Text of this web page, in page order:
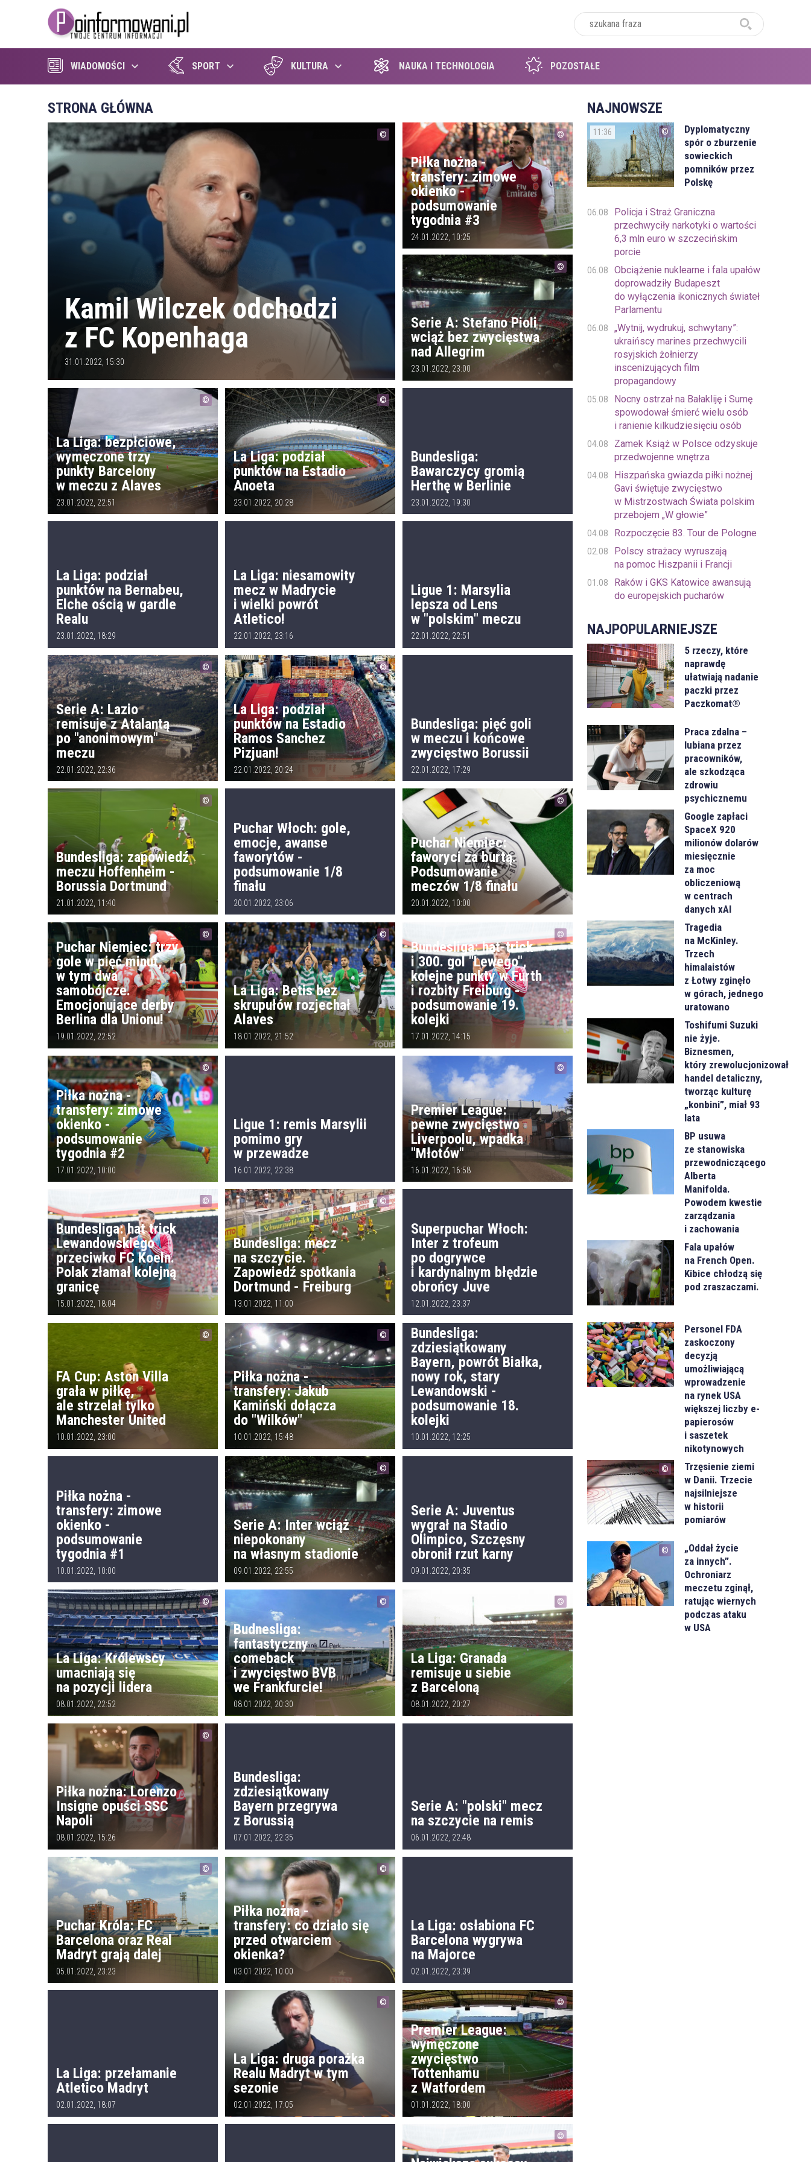
WIADOMOŚCI SPORT KULTURA NAUKA I TECHNOLOGIA POZOSTAŁE
STRONA GŁÓWNA
Kamil Wilczek odchodzi
z FC Kopenhaga
31.01.2022, 15:30
Piłka nożna -
transfery: zimowe
okienko -
podsumowanie
tygodnia #3
24.01.2022, 10:25
Serie A: Stefano Pioli
wciąż bez zwycięstwa
nad Allegrim
23.01.2022, 23:00
La Liga: bezpłciowe,
wymęczone trzy
punkty Barcelony
w meczu z Alaves
23.01.2022, 22:51
La Liga: podział
punktów na Estadio
Anoeta
23.01.2022, 20:28
Bundesliga:
Bawarczycy gromią
Herthę w Berlinie
23.01.2022, 19:30
La Liga: podział
punktów na Bernabeu,
Elche ością w gardle
Realu
23.01.2022, 18:29
La Liga: niesamowity
mecz w Madrycie
i wielki powrót
Atletico!
22.01.2022, 23:16
Ligue 1: Marsylia
lepsza od Lens
w "polskim" meczu
22.01.2022, 22:51
Serie A: Lazio
remisuje z Atalantą
po "anonimowym"
meczu
22.01.2022, 22:36
La Liga: podział
punktów na Estadio
Ramos Sanchez
Pizjuan!
22.01.2022, 20:24
Bundesliga: pięć goli
w meczu i końcowe
zwycięstwo Borussii
22.01.2022, 17:29
Bundesliga: zapowiedź
meczu Hoffenheim -
Borussia Dortmund
21.01.2022, 11:40
Puchar Włoch: gole,
emocje, awanse
faworytów -
podsumowanie 1/8
finału
20.01.2022, 23:06
Puchar Niemiec:
faworyci za burtą.
Podsumowanie
meczów 1/8 finału
20.01.2022, 10:00
Puchar Niemiec: trzy
gole w pięć minut,
w tym dwa
samobójcze.
Emocjonujące derby
Berlina dla Unionu!
19.01.2022, 22:52
La Liga: Betis bez
skrupułów rozjechał
Alaves
18.01.2022, 21:52
Bundesliga: hat-trick
i 300. gol "Lewego",
kolejne punkty w Furth
i rozbity Freiburg -
podsumowanie 19.
kolejki
17.01.2022, 14:15
Piłka nożna -
transfery: zimowe
okienko -
podsumowanie
tygodnia #2
17.01.2022, 10:00
Ligue 1: remis Marsylii
pomimo gry
w przewadze
16.01.2022, 22:38
Premier League:
pewne zwycięstwo
Liverpoolu, wpadka
"Młotów"
16.01.2022, 16:58
Bundesliga: hat trick
Lewandowskiego
przeciwko FC Koeln.
Polak złamał kolejną
granicę
15.01.2022, 18:04
Bundesliga: mecz
na szczycie.
Zapowiedź spotkania
Dortmund - Freiburg
13.01.2022, 11:00
Superpuchar Włoch:
Inter z trofeum
po dogrywce
i kardynalnym błędzie
obrońcy Juve
12.01.2022, 23:37
FA Cup: Aston Villa
grała w piłkę,
ale strzelał tylko
Manchester United
10.01.2022, 23:00
Piłka nożna -
transfery: Jakub
Kamiński dołącza
do "Wilków"
10.01.2022, 15:48
Bundesliga:
zdziesiątkowany
Bayern, powrót Białka,
nowy rok, stary
Lewandowski -
podsumowanie 18.
kolejki
10.01.2022, 12:25
Piłka nożna -
transfery: zimowe
okienko -
podsumowanie
tygodnia #1
10.01.2022, 10:00
Serie A: Inter wciąż
niepokonany
na własnym stadionie
09.01.2022, 22:55
Serie A: Juventus
wygrał na Stadio
Olimpico, Szczęsny
obronił rzut karny
09.01.2022, 20:35
La Liga: Królewscy
umacniają się
na pozycji lidera
08.01.2022, 22:52
Budnesliga:
fantastyczny
comeback
i zwycięstwo BVB
we Frankfurcie!
08.01.2022, 20:30
La Liga: Granada
remisuje u siebie
z Barceloną
08.01.2022, 20:27
Piłka nożna: Lorenzo
Insigne opuści SSC
Napoli
08.01.2022, 15:26
Bundesliga:
zdziesiątkowany
Bayern przegrywa
z Borussią
07.01.2022, 22:35
Serie A: "polski" mecz
na szczycie na remis
06.01.2022, 22:48
Puchar Króla: FC
Barcelona oraz Real
Madryt grają dalej
05.01.2022, 23:23
Piłka nożna -
transfery: co działo się
przed otwarciem
okienka?
03.01.2022, 10:00
La Liga: osłabiona FC
Barcelona wygrywa
na Majorce
02.01.2022, 23:39
La Liga: przełamanie
Atletico Madryt
02.01.2022, 18:07
La Liga: druga porażka
Realu Madryt w tym
sezonie
02.01.2022, 17:05
Premier League:
wymęczone
zwycięstwo
Tottenhamu
z Watfordem
01.01.2022, 18:00
NAJNOWSZE
11:36
Dyplomatyczny
spór o zburzenie
sowieckich
pomników przez
Polskę
06.08
Policja i Straż Graniczna
przechwyciły narkotyki o wartości
6,3 mln euro w szczecińskim
porcie
06.08
Obciążenie nuklearne i fala upałów
doprowadziły Budapeszt
do wyłączenia ikonicznych świateł
Parlamentu
06.08
„Wytnij, wydrukuj, schwytany”:
ukraińscy marines przechwycili
rosyjskich żołnierzy
inscenizujących film
propagandowy
05.08
Nocny ostrzał na Bałakliję i Sumę
spowodował śmierć wielu osób
i ranienie kilkudziesięciu osób
04.08
Zamek Książ w Polsce odzyskuje
przedwojenne wnętrza
04.08
Hiszpańska gwiazda piłki nożnej
Gavi świętuje zwycięstwo
w Mistrzostwach Świata polskim
przebojem „W głowie”
04.08 Rozpoczęcie 83. Tour de Pologne
02.08
Polscy strażacy wyruszają
na pomoc Hiszpanii i Francji
01.08
Raków i GKS Katowice awansują
do europejskich pucharów
NAJPOPULARNIEJSZE
5 rzeczy, które
naprawdę
ułatwiają nadanie
paczki przez
Paczkomat®
Praca zdalna –
lubiana przez
pracowników,
ale szkodząca
zdrowiu
psychicznemu
Google zapłaci
SpaceX 920
milionów dolarów
miesięcznie
za moc
obliczeniową
w centrach
danych xAI
Tragedia
na McKinley.
Trzech
himalaistów
z Łotwy zginęło
w górach, jednego
uratowano
Toshifumi Suzuki
nie żyje.
Biznesmen,
który zrewolucjonizował
handel detaliczny,
tworząc kulturę
„konbini”, miał 93
lata
BP usuwa
ze stanowiska
przewodniczącego
Alberta
Manifolda.
Powodem kwestie
zarządzania
i zachowania
Fala upałów
na French Open.
Kibice chłodzą się
pod zraszaczami.
Personel FDA
zaskoczony
decyzją
umożliwiającą
wprowadzenie
na rynek USA
większej liczby e-
papierosów
i saszetek
nikotynowych
Trzęsienie ziemi
w Danii. Trzecie
najsilniejsze
w historii
pomiarów
„Oddał życie
za innych”.
Ochroniarz
meczetu zginął,
ratując wiernych
podczas ataku
w USA